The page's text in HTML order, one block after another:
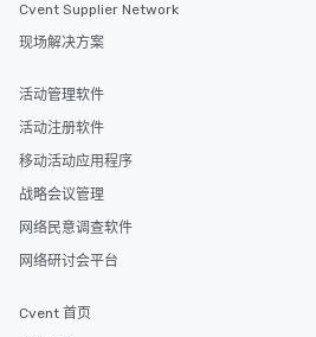
Cvent Supplier Network
现场解决方案
活动管理软件
活动注册软件
移动活动应用程序
战略会议管理
网络民意调查软件
网络研讨会平台
Cvent 首页